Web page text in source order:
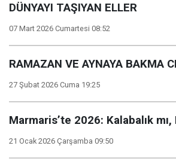
DÜNYAYI TAŞIYAN ELLER
07 Mart 2026 Cumartesi 08:52
RAMAZAN VE AYNAYA BAKMA
27 Şubat 2026 Cuma 19:25
Marmaris’te 2026: Kalabalık
21 Ocak 2026 Çarşamba 09:50